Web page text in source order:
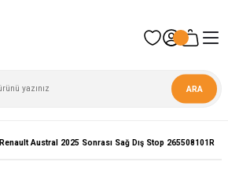
ARA
Renault Austral 2025 Sonrası Sağ Dış Stop 265508101R